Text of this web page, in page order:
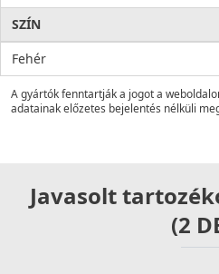
SZÍN
Fehér
A gyártók fenntartják a jogot a
adatainak előzetes bejelentés nélküli
Javasolt
(2